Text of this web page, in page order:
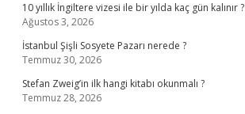
10 yıllık İngiltere vizesi ile bir yılda kaç gün kalınır ?
Ağustos 3, 2026
İstanbul Şişli Sosyete Pazarı nerede ?
Temmuz 30, 2026
Stefan Zweig’in ilk hangi kitabı okunmalı ?
Temmuz 28, 2026